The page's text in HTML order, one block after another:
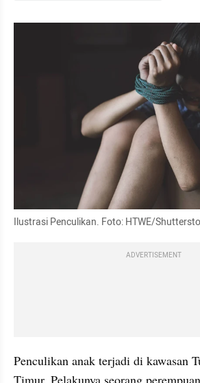
Ilustrasi Penculikan. Foto: HTWE/
ADVERTISEMENT
Penculikan anak terjadi di kawasan
Timur. Pelakunya seorang